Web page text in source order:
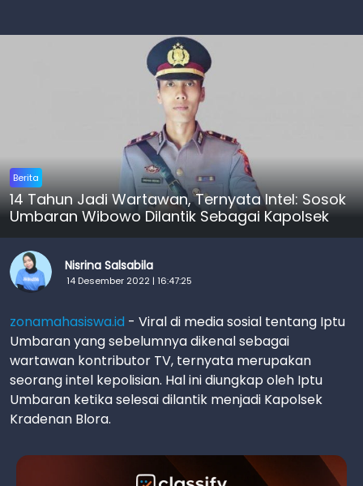
Berita
14 Tahun Jadi Wartawan, Ternyata Intel: Sosok
Umbaran Wibowo Dilantik Sebagai Kapolsek
Nisrina Salsabila
14 Desember 2022 | 16:47:25
zonamahasiswa.id - Viral di media sosial tentang Iptu
Umbaran yang sebelumnya dikenal sebagai
wartawan kontributor TV, ternyata merupakan
seorang intel kepolisian. Hal ini diungkap oleh Iptu
Umbaran ketika selesai dilantik menjadi Kapolsek
Kradenan Blora.